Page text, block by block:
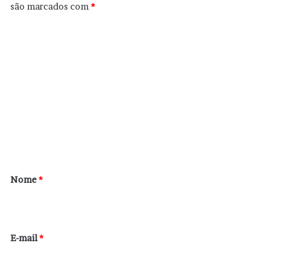
são marcados com*
r
*
Nome*
E-mail*